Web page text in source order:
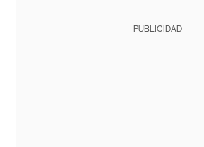
PUBLICIDAD